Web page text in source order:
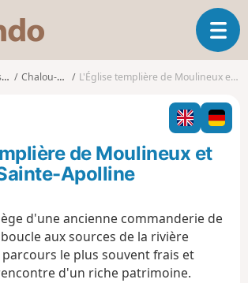
s
o
o
O
u
i
r
l
i
Chalou-Moulineux L'Église templière de Moulineux et la source Sainte-Apolline
de Moulineux et
Apolline
d'une ancienne commanderie de
aux sources de la rivière
le plus souvent frais et
d'un riche patrimoine.